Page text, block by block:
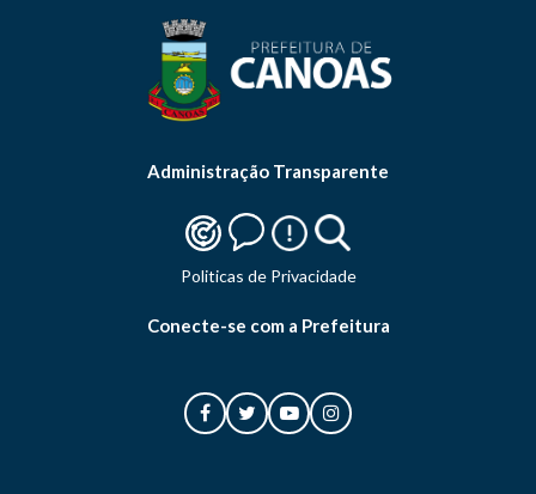
Administração Transparente
Politicas de Privacidade
Conecte-se com a Prefeitura